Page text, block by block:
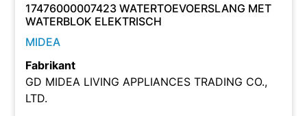
17476000007423 WATERTOEVOERSLANG MET
WATERBLOK ELEKTRISCH
MIDEA
Fabrikant
GD MIDEA LIVING APPLIANCES TRADING CO.,
LTD.